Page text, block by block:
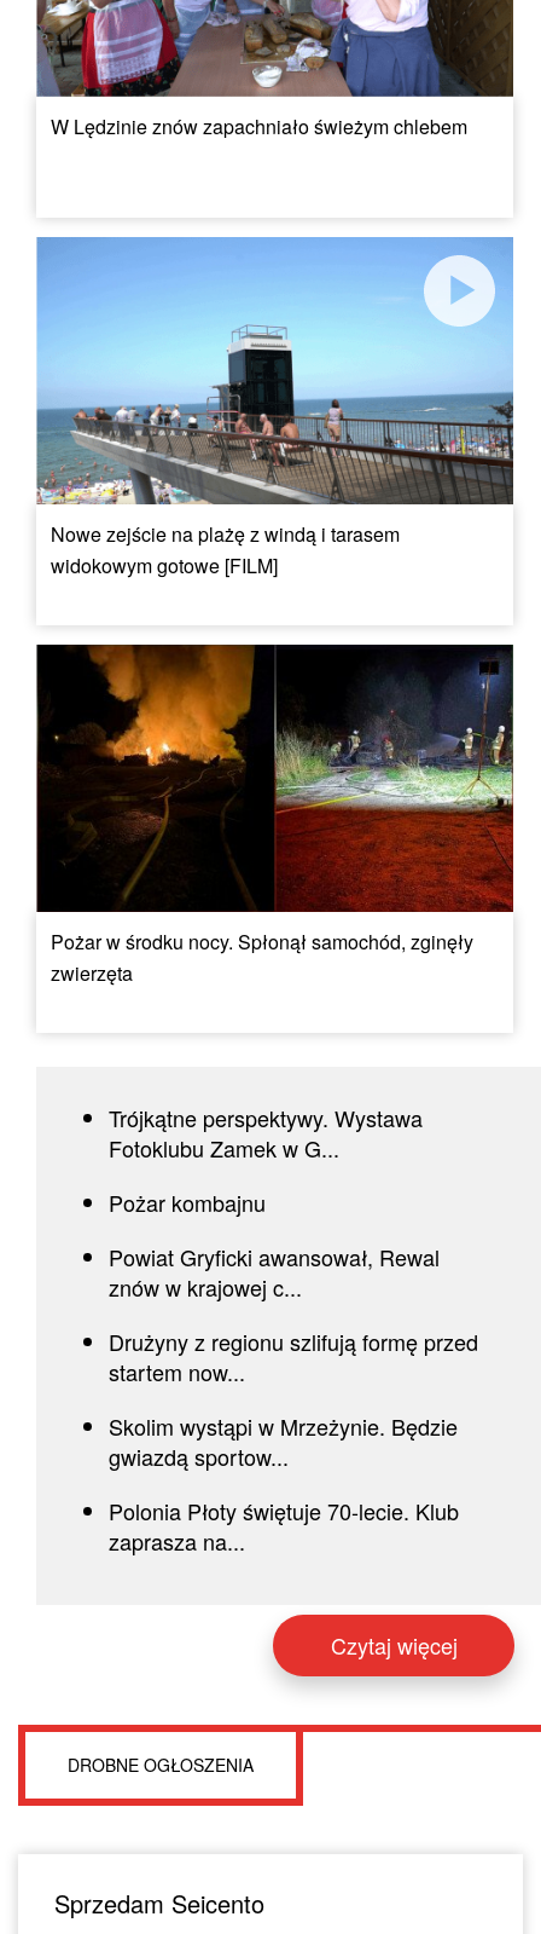
W Lędzinie znów zapachniało świeżym chlebem
Nowe zejście na plażę z windą i tarasem
widokowym gotowe [FILM]
Pożar w środku nocy. Spłonął samochód, zginęły
zwierzęta
Trójkątne perspektywy. Wystawa
Fotoklubu Zamek w G...
Pożar kombajnu
Powiat Gryficki awansował, Rewal
znów w krajowej c...
Drużyny z regionu szlifują formę przed
startem now...
Skolim wystąpi w Mrzeżynie. Będzie
gwiazdą sportow...
Polonia Płoty świętuje 70-lecie. Klub
zaprasza na...
Czytaj więcej
DROBNE OGŁOSZENIA
Sprzedam Seicento